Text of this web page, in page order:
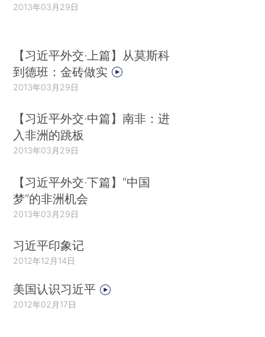
2013年03月29日
【习近平外交·上篇】从莫斯科
到德班：金砖做实
2013年03月29日
【习近平外交·中篇】南非：进
入非洲的跳板
2013年03月29日
【习近平外交·下篇】“中国
梦”的非洲机会
2013年03月29日
习近平印象记
2012年12月14日
美国认识习近平
2012年02月17日